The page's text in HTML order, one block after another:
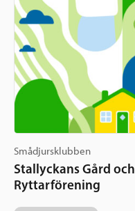
Smådjursklubben
Stallyckans Gård och
Ryttarförening